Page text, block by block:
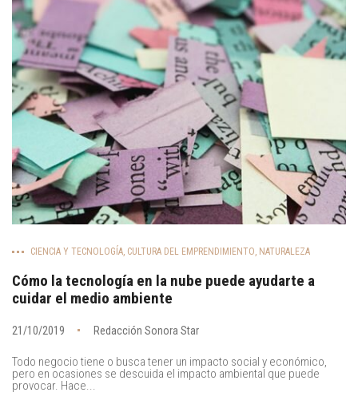
CIENCIA Y TECNOLOGÍA, CULTURA DEL EMPRENDIMIENTO, NATURALEZA
Cómo la tecnología en la nube puede ayudarte a
cuidar el medio ambiente
21/10/2019 Redacción Sonora Star
Todo negocio tiene o busca tener un impacto social y económico,
pero en ocasiones se descuida el impacto ambiental que puede
provocar. Hace...